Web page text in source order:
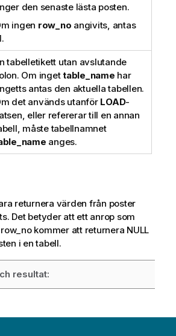
den senaste lästa posten.
ingen row_no angivits, antas
tabelletikett utan avslutande
Om ingettable_name har
antas den aktuella tabellen.
det används utanför LOAD-
eller refererar till en annan
måste tabellnamnet
anges.
returnera värden från poster
Det betyder att ett anrop som
kommer att returnera NULL
i en tabell.
resultat: